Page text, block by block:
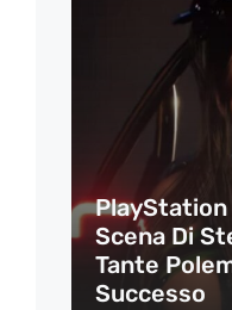
PlayStation
Scena Di
Tante
Successo